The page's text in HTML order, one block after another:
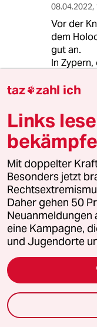
08.04.2022,
Vor der
dem
gut an.
In
Mitgefühl
Und nun
auch nur
machen
nur die
Feuer
RS Ria
taz zahl ich
Links
Mit doppelter
Besonders jetzt
Daher gehen 50
Neuanmeldungen
eine Kampagne,
und Jugendorte